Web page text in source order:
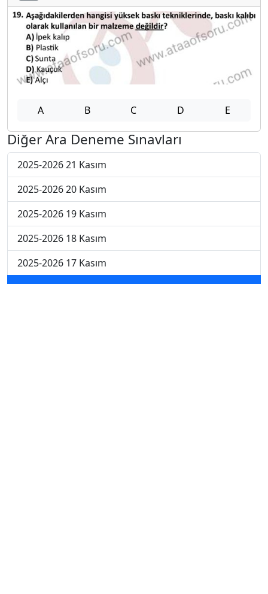
A B C D E
Diğer Ara Deneme Sınavları
2025-2026 21 Kasım
2025-2026 20 Kasım
2025-2026 19 Kasım
2025-2026 18 Kasım
2025-2026 17 Kasım
2025-2026 10 Kasım